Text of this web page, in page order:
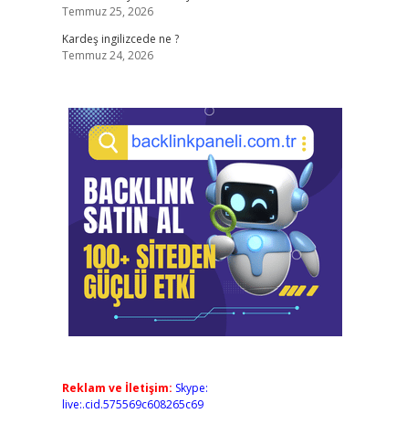
Temmuz 25, 2026
Kardeş ingilizcede ne ?
Temmuz 24, 2026
Reklam ve İletişim: Skype:
live:.cid.575569c608265c69